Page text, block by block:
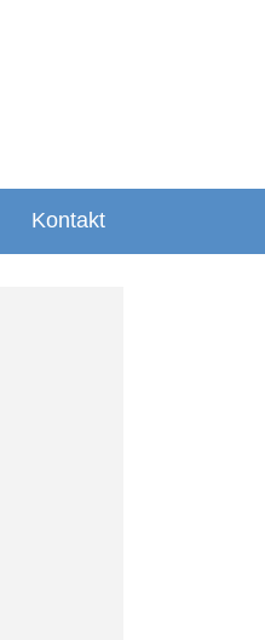
Kontakt